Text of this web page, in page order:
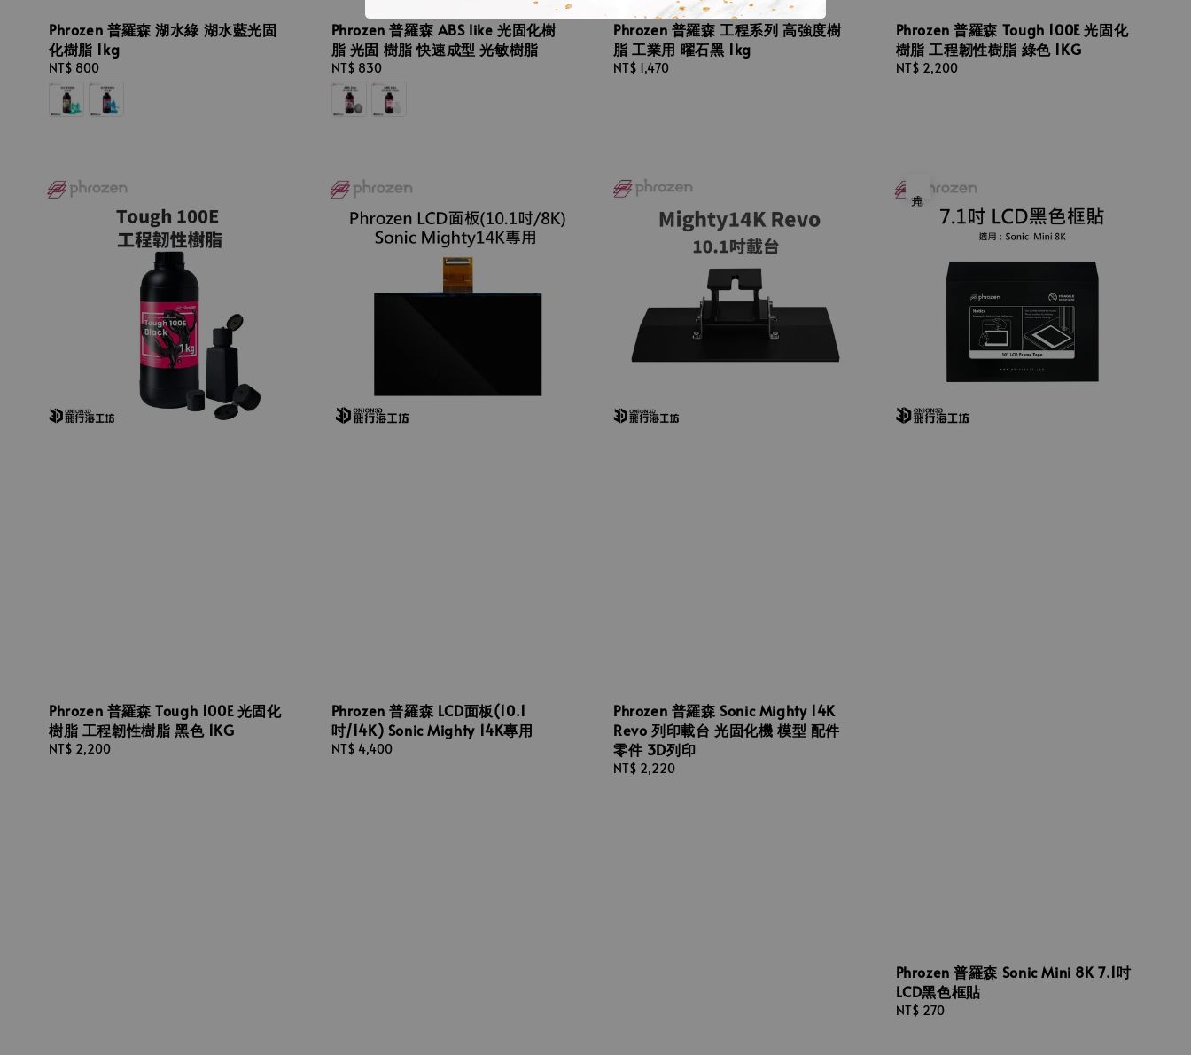
Phrozen 普羅森 湖水綠 湖水藍光固
化樹脂 1kg
Regular
price
NT$ 800
Phrozen 普羅森 ABS like 光固化樹
脂 光固 樹脂 快速成型 光敏樹脂
Regular
price
NT$ 830
Phrozen 普羅森 工程系列 高強度樹
脂 工業用 曜石黑 1kg
Regular
NT$ 1,470
Phrozen 普羅森 Tough 100E 光固化
樹脂 工程韌性樹脂 綠色 1KG
Regular
NT$ 2,200
Phrozen 普羅森 Tough 100E 光固化
樹脂 工程韌性樹脂 黑色 1KG
Regular
NT$ 2,200
Phrozen 普羅森 LCD面板(10.1
吋/14K) Sonic Mighty 14K專用
Regular
NT$ 4,400
Phrozen 普羅森 Sonic Mighty 14K
Revo 列印載台 光固化機 模型 配件
零件 3D列印
Regular
NT$ 2,220
Phrozen 普羅森 Sonic Mini 8K 7.1吋
LCD黑色框貼
Regular
NT$ 270